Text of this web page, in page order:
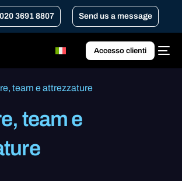
3691 8807 Send us a message
Accesso clienti
team e attrezzature
team e